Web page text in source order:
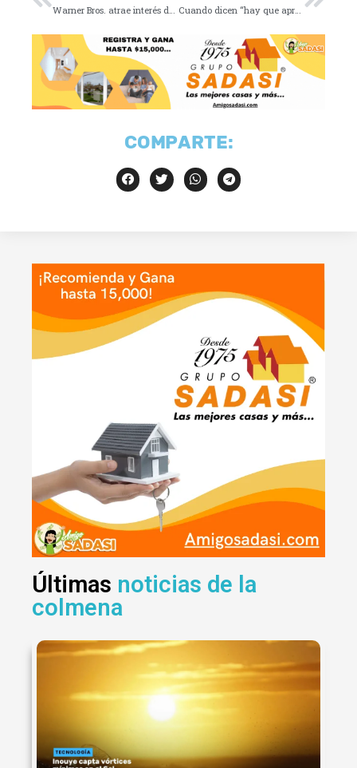
Cuando dicen “hay que aprender de los desastres”… algunos pensamos en huracanes, otros en elecciones. 🌪️🗳️
COMPARTE:
Últimas noticias de la
colmena